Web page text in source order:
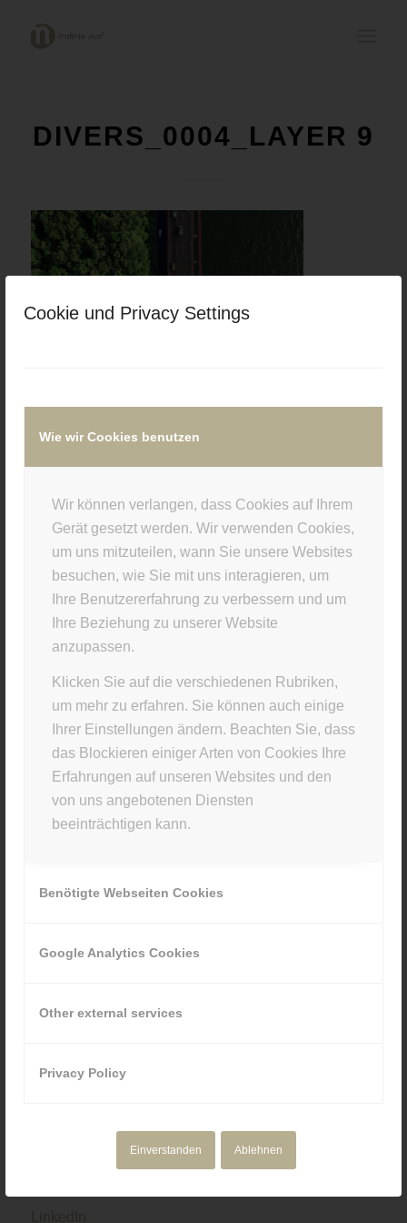
Cookie und Privacy Settings
Wie wir Cookies benutzen
Wir können verlangen, dass Cookies auf Ihrem
Gerät gesetzt werden. Wir verwenden Cookies,
um uns mitzuteilen, wann Sie unsere Websites
besuchen, wie Sie mit uns interagieren, um
Ihre Benutzererfahrung zu verbessern und um
Ihre Beziehung zu unserer Website
anzupassen.
Klicken Sie auf die verschiedenen Rubriken,
um mehr zu erfahren. Sie können auch einige
Ihrer Einstellungen ändern. Beachten Sie, dass
das Blockieren einiger Arten von Cookies Ihre
Erfahrungen auf unseren Websites und den
von uns angebotenen Diensten
beeinträchtigen kann.
Benötigte Webseiten Cookies
Google Analytics Cookies
Other external services
Privacy Policy
Einverstanden Ablehnen
DIVERS_0004_LAYER 9
4. JULI 2022
/ VON
Eintrag teilen
STUDIO INFO
Materia Viva
Kellerstr. 43 · 81667 München
NAVIGATION
Corporate Media
Über uns